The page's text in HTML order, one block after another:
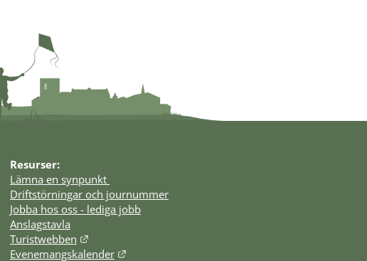
Resurser:
Lämna en synpunkt
Driftstörningar och journummer
Jobba hos oss - lediga jobb
Anslagstavla
Turistwebben
Länk till annan webbplats.
Evenemangskalender
Länk till annan webbplats.